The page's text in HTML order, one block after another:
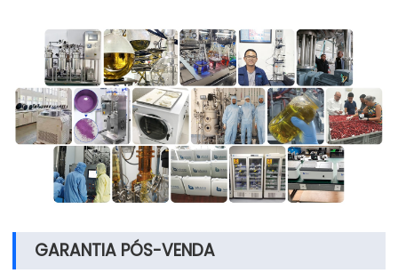
GARANTIA PÓS-VENDA